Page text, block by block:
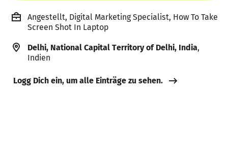
Angestellt, Digital Marketing Specialist, How To Take
Screen Shot In Laptop
Delhi, National Capital Territory of Delhi, India,
Indien
Logg Dich ein, um alle Einträge zu sehen.